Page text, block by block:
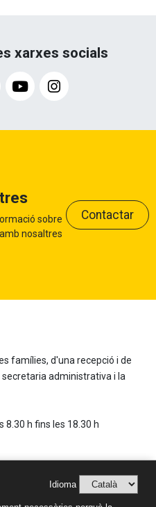
xarxes socials
sobre
nosaltres
Contactar
famílies, d'una recepció i de
administrativa i la
8.30 h fins les 18.30 h
Idioma